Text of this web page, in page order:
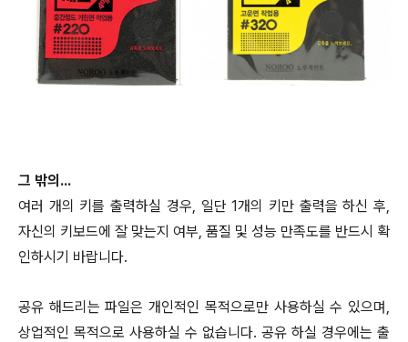
그 밖의...
여러 개의 키를 출력하실 경우, 일단 1개의 키만 출력을 하신 후,
자신의 키보드에 잘 맞는지 여부, 품질 및 성능 만족도를 반드시 확
인하시기 바랍니다.
공유 해드리는 파일은 개인적인 목적으로만 사용하실 수 있으며,
상업적인 목적으로 사용하실 수 없습니다. 공유 하실 경우에는 출